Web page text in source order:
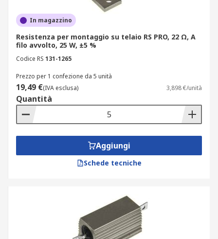
In magazzino
Resistenza per montaggio su telaio RS PRO, 22 Ω, A
filo avvolto, 25 W, ±5 %
Codice RS 131-1265
Prezzo per 1 confezione da 5 unità
19,49 €(IVA esclusa) 3,898 €/unità
Quantità
Aggiungi
Schede tecniche